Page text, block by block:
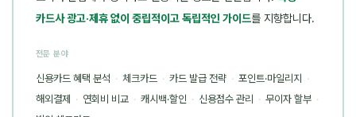
카드사 광고·제휴 없이 중립적이고 독립적인 가이드를 지향합니다.
전문 분야
신용카드 혜택 분석 · 체크카드 · 카드 발급 전략 · 포인트·마일리지 ·
해외결제 · 연회비 비교 · 캐시백·할인 · 신용점수 관리 · 무이자 할부 ·